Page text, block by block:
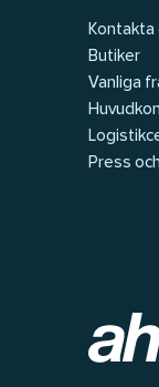
Kontakta
Butiker
Vanliga
Press